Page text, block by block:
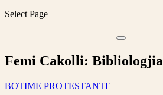
Select Page
Femi Cakolli: Bibliologjia
BOTIME PROTESTANTE